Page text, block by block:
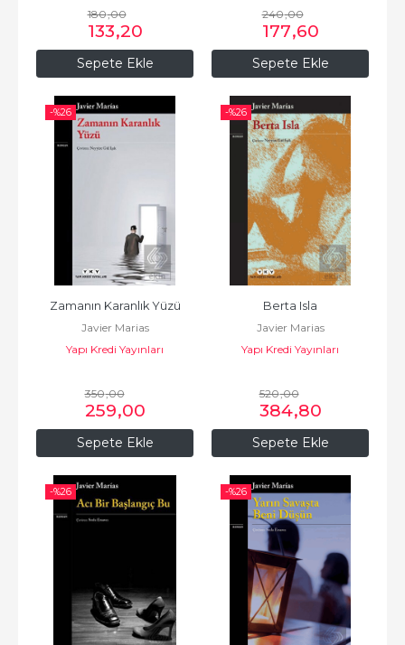
Sepete Ekle
180,00
133,20
Sepete Ekle
240,00
177,60
-%26
Sepete Ekle
Zamanın Karanlık Yüzü
Javier Marias
Yapı Kredi Yayınları
350,00
259,00
-%26
Sepete Ekle
Berta Isla
Javier Marias
Yapı Kredi Yayınları
520,00
384,80
-%26 -%26